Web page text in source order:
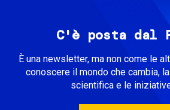
C'è posta dal
È una newsletter, ma non come le
conoscere il mondo che cambia,
scientifica e le iniziative